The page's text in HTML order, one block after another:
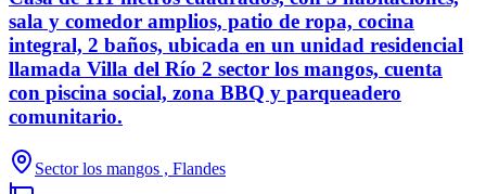
sala y comedor amplios, patio de ropa, cocina
integral, 2 baños, ubicada en un unidad residencial
llamada Villa del Río 2 sector los mangos, cuenta
con piscina social, zona BBQ y parqueadero
comunitario.
Sector los mangos , Flandes